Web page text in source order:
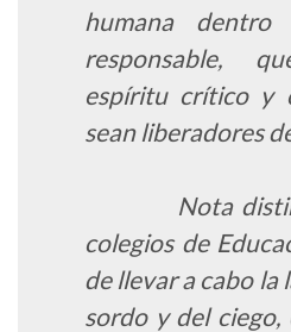
humana
responsable,
espíritu crítico y
sean liberadores
Nota
colegios de
de llevar a cabo la
sordo y del